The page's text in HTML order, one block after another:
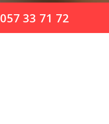
057 33 71 72